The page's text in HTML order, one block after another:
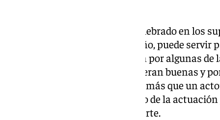
El centenario Paul Newman, celebrado en los
de las grandes efemérides del año, puede
han visto cine clásico empiecen por algunas
triunfaron en las salas. Porque eran buenas y
nacido en Ohio en 1925 era algo más que un
arrebatadora: fue el número uno de la
los años gloriosos del séptimo arte.